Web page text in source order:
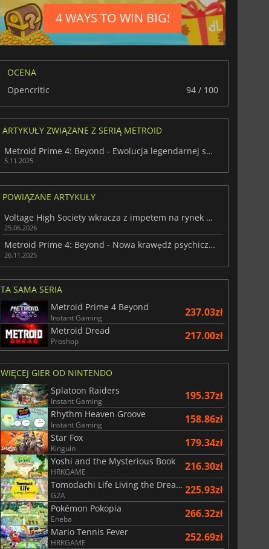
4 WAYS TO WIN BIG!
OCENA
Opencritic
94 / 100
ARTYKUŁY ZWIĄZANE Z SERIĄ METROID
Metroid Prime 4: Beyond - Ewolucja legendarnej serii
5.11.2025
POWIĄZANE ARTYKUŁY
Voltage High Society wkracza z impetem na rynek w pełnej wersji
25.06.2026
Metroid Prime 4: Beyond - Nowa krawędź psychiczna
26.11.2025
TA SAMA SERIA
Metroid Prime 4 Beyond
Instant Gaming 237.03zł
Metroid Dread
Proshop 217.00zł
WIĘCEJ GIER OD NINTENDO
Splatoon Raiders
Instant Gaming 195.37zł
Rhythm Heaven Groove
Instant Gaming 158.86zł
Star Fox
Kinguin 179.34zł
Yoshi and the Mysterious Book
HRKGAME 216.30zł
Tomodachi Life Living the Dream
G2A 225.93zł
Pokémon Pokopia
Eneba 266.32zł
Mario Tennis Fever
HRKGAME 252.69zł